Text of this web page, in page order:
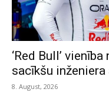
‘Red Bull’
sacīkšu
8. August, 2026